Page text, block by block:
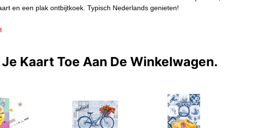
en een plak ontbijtkoek. Typisch Nederlands genieten!
Kaart Toe Aan De Winkelwagen.